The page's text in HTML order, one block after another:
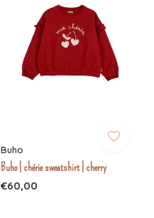
Buho
Buho | chérie sweatshirt | cherry
€60,00